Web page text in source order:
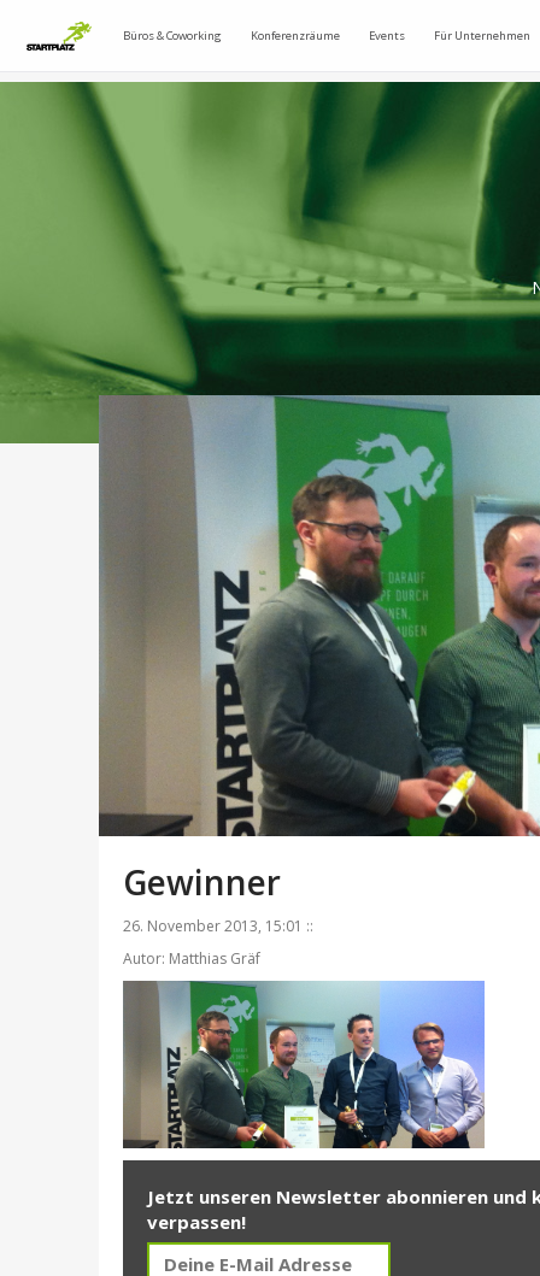
Büros & Coworking Konferenzräume Events Für Unternehmen
Gewinner
26. November 2013, 15:01 ::
Autor: Matthias Gräf
Jetzt unseren Newsletter abonnieren und
verpassen!